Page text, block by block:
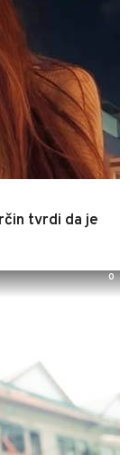
tvrdi da je
0